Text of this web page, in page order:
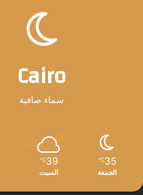
Cairo
سماء صافية
35
℃
الجمعة
39
℃
السبت